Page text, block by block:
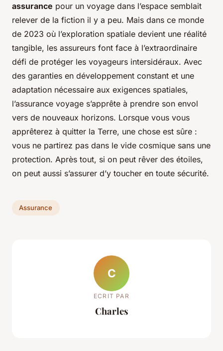
assurance pour un voyage dans l’espace semblait
relever de la fiction il y a peu. Mais dans ce monde
de 2023 où l’exploration spatiale devient une réalité
tangible, les assureurs font face à l’extraordinaire
défi de protéger les voyageurs intersidéraux. Avec
des garanties en développement constant et une
adaptation nécessaire aux exigences spatiales,
l’assurance voyage s’apprête à prendre son envol
vers de nouveaux horizons. Lorsque vous vous
apprêterez à quitter la Terre, une chose est sûre :
vous ne partirez pas dans le vide cosmique sans une
protection. Après tout, si on peut rêver des étoiles,
on peut aussi s’assurer d’y toucher en toute sécurité.
Assurance
C
ECRIT PAR
Charles